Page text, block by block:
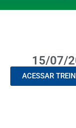
15/07/
ACESSAR